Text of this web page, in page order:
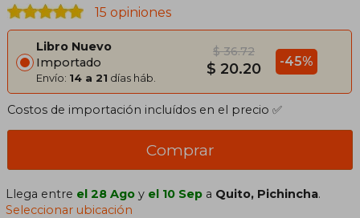
15 opiniones
Libro Nuevo
Importado
Envío: 14 a 21 días háb.
$ 36.72
$ 20.20 -45%
Costos de importación incluídos en el precio ✅
Comprar
Llega entre el 28 Ago y el 10 Sep a Quito, Pichincha.
Seleccionar ubicación